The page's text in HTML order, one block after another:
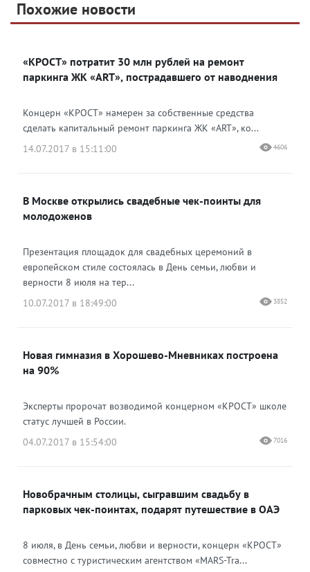
Telegram
Одноклассники
Яндекс Дзен
Похожие новости
«КРОСТ» потратит 30 млн рублей на ремонт
паркинга ЖК «ART», пострадавшего от наводнения
Концерн «КРОСТ» намерен за собственные средства
сделать капитальный ремонт паркинга ЖК «ART», ко...
14.07.2017 в 15:11:00
4606
В Москве открылись свадебные чек-поинты для
молодоженов
Презентация площадок для свадебных церемоний в
европейском стиле состоялась в День семьи, любви и
верности 8 июля на тер...
10.07.2017 в 18:49:00
3852
Новая гимназия в Хорошево-Мневниках построена
на 90%
Эксперты пророчат возводимой концерном «КРОСТ» школе
статус лучшей в России.
04.07.2017 в 15:54:00
7016
Новобрачным столицы, сыгравшим свадьбу в
парковых чек-поинтах, подарят путешествие в ОАЭ
8 июля, в День семьи, любви и верности, концерн «КРОСТ»
совместно с туристическим агентством «MARS-Tra...